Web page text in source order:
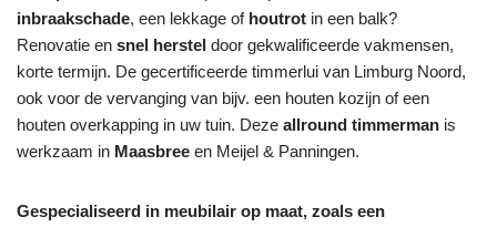
inbraakschade, een lekkage of houtrot in een balk?
Renovatie en snel herstel door gekwalificeerde vakmensen,
korte termijn. De gecertificeerde timmerlui van Limburg Noord,
ook voor de vervanging van bijv. een houten kozijn of een
houten overkapping in uw tuin. Deze allround timmerman is
werkzaam in Maasbree en Meijel & Panningen.
Gespecialiseerd in meubilair op maat, zoals een